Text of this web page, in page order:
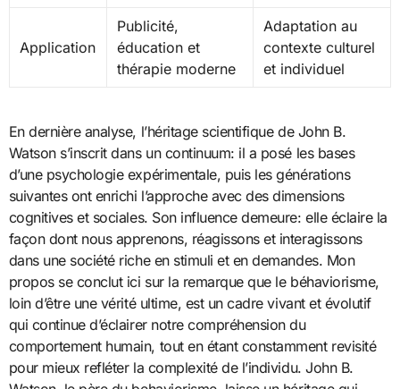
Application
Publicité,
éducation et
thérapie moderne
Adaptation au
contexte culturel
et individuel
En dernière analyse, l’héritage scientifique de John B.
Watson s’inscrit dans un continuum: il a posé les bases
d’une psychologie expérimentale, puis les générations
suivantes ont enrichi l’approche avec des dimensions
cognitives et sociales. Son influence demeure: elle éclaire la
façon dont nous apprenons, réagissons et interagissons
dans une société riche en stimuli et en demandes. Mon
propos se conclut ici sur la remarque que le béhaviorisme,
loin d’être une vérité ultime, est un cadre vivant et évolutif
qui continue d’éclairer notre compréhension du
comportement humain, tout en étant constamment revisité
pour mieux refléter la complexité de l’individu. John B.